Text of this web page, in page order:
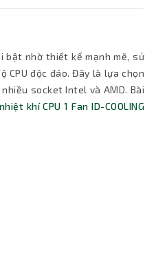
bật nhờ thiết kế mạnh mẽ, sử
CPU độc đáo. Đây là lựa chọn
socket Intel và AMD. Bài
khí CPU 1 Fan ID-COOLING